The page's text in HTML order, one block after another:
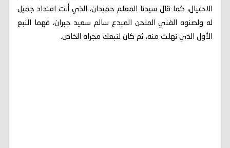
الاحتيال، كما قال سيدنا المعلم حميدان، الذي أنت امتداد جميل
له ولصنوه الفني الملحن المبدع سالم سعيد جبران، فهما النبع
الأول الذي نهلت منه، ثم كان لنبعك مجراه الخاص.